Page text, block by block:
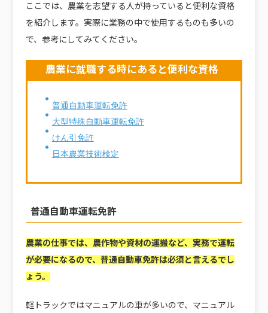
ここでは、農業を志望する人が持っていると便利な資格
を紹介します。実際に業務の中で使用するものも多いの
で、参考にしてみてください。
農業に就職する時にあると便利な資格
普通自動車運転免許
大型特殊自動車運転免許
けん引免許
日本農業技術検定
普通自動車運転免許
農業の仕事では、農作物や資材の運搬など、実務で運転
が必要になるので、普通自動車免許は必須と言えるでし
ょう。
軽トラックではマニュアルの車が多いので、マニュアル